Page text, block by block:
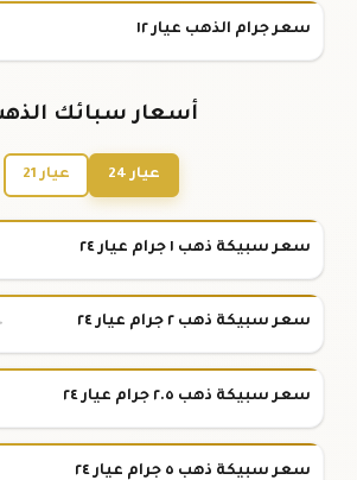
سعر جرام الذهب عيار ١٢
أسعار سبائك
عيار 24 عيار 21
سعر سبيكة ذهب ١ جرام عيار ٢٤
سعر سبيكة ذهب ٢ جرام عيار ٢٤
سعر سبيكة ذهب ٢.٥ جرام عيار ٢٤
سعر سبيكة ذهب ٥ جرام عيار ٢٤